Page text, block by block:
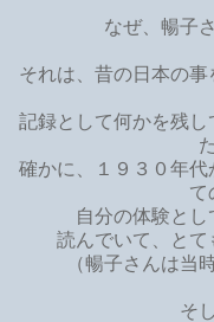
なぜ、暢子
それは、昔の日本の
記録として何かを残
確かに、１９３０年
て
自分の体験とし
読んでいて、とて
（暢子さんは当
そ